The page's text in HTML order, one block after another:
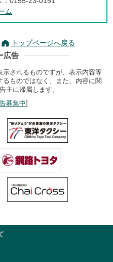
ム
トップページへ戻る
広告
されるものですが、表示内容等
ものではなく、また、内容に関
主に帰属します。
募集中]